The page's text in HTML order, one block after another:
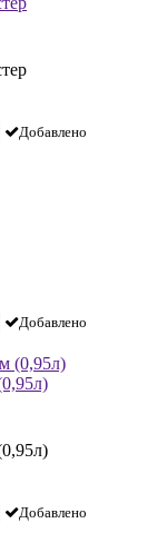
Добавлено
Добавлено
Добавлено